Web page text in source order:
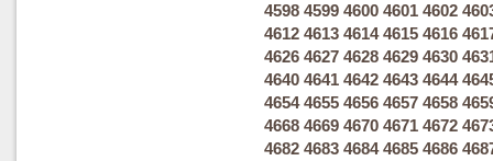
4598 4599 4600 4601 4602
4612 4613 4614 4615 4616
4626 4627 4628 4629 4630
4640 4641 4642 4643 4644
4654 4655 4656 4657 4658
4668 4669 4670 4671 4672
4682 4683 4684 4685 4686